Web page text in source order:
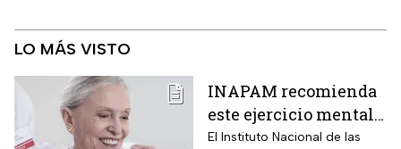
LO MÁS VISTO
INAPAM recomienda
este ejercicio mental
para adultos mayores
El Instituto Nacional de las